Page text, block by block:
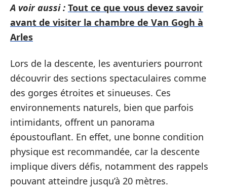
A voir aussi : Tout ce que vous devez savoir
avant de visiter la chambre de Van Gogh à
Arles
Lors de la descente, les aventuriers pourront
découvrir des sections spectaculaires comme
des gorges étroites et sinueuses. Ces
environnements naturels, bien que parfois
intimidants, offrent un panorama
époustouflant. En effet, une bonne condition
physique est recommandée, car la descente
implique divers défis, notamment des rappels
pouvant atteindre jusqu’à 20 mètres.